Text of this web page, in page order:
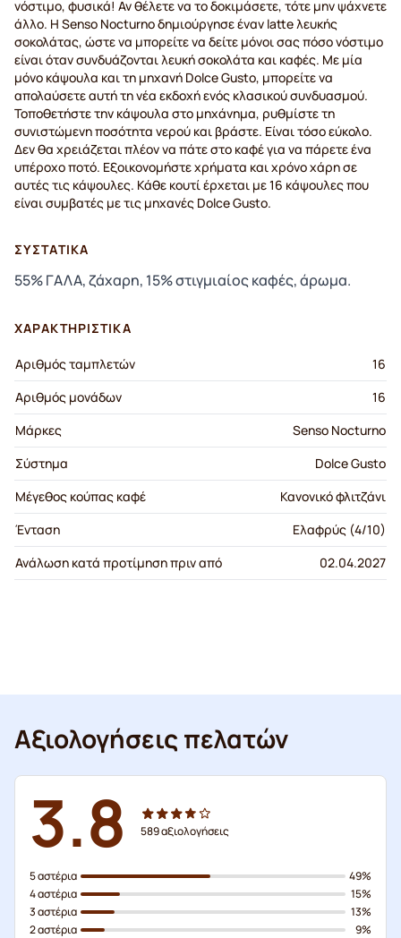
νόστιμο, φυσικά! Αν θέλετε να το δοκιμάσετε, τότε μην ψάχνετε
άλλο. Η Senso Nocturno δημιούργησε έναν latte λευκής
σοκολάτας, ώστε να μπορείτε να δείτε μόνοι σας πόσο νόστιμο
είναι όταν συνδυάζονται λευκή σοκολάτα και καφές. Με μία
μόνο κάψουλα και τη μηχανή Dolce Gusto, μπορείτε να
απολαύσετε αυτή τη νέα εκδοχή ενός κλασικού συνδυασμού.
Τοποθετήστε την κάψουλα στο μηχάνημα, ρυθμίστε τη
συνιστώμενη ποσότητα νερού και βράστε. Είναι τόσο εύκολο.
Δεν θα χρειάζεται πλέον να πάτε στο καφέ για να πάρετε ένα
υπέροχο ποτό. Εξοικονομήστε χρήματα και χρόνο χάρη σε
αυτές τις κάψουλες. Κάθε κουτί έρχεται με 16 κάψουλες που
είναι συμβατές με τις μηχανές Dolce Gusto.
ΣΥΣΤΑΤΙΚΆ
55% ΓΑΛΑ, ζάχαρη, 15% στιγμιαίος καφές, άρωμα.
ΧΑΡΑΚΤΗΡΙΣΤΙΚΆ
Αριθμός ταμπλετών
16
Αριθμός μονάδων
16
Μάρκες
Senso Nocturno
Σύστημα
Dolce Gusto
Μέγεθος κούπας καφέ
Κανονικό φλιτζάνι
Ένταση
Ελαφρύς (4/10)
Ανάλωση κατά προτίμηση πριν από
02.04.2027
Αξιολογήσεις πελατών
3.8 589αξιολογήσεις
5 αστέρια
4 αστέρια
3 αστέρια
2 αστέρια
49%
15%
13%
9%